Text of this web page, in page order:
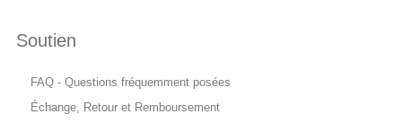
Soutien
FAQ - Questions fréquemment posées
Échange, Retour et Remboursement